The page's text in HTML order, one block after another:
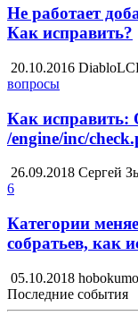
Не работает
Как исправить?
20.10.2016
вопросы
Как
/engine/inc/
26.09.2018 Сергей
6
Категории
собратьев, как
05.10.2018 hobokumo
Последние события